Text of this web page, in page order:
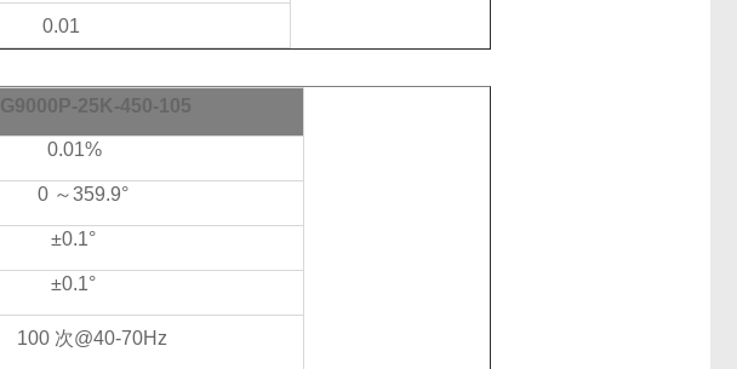
0.01
G9000P-25K-450-105
0.01%
0 ～359.9°
±0.1°
±0.1°
100 次@40-70Hz